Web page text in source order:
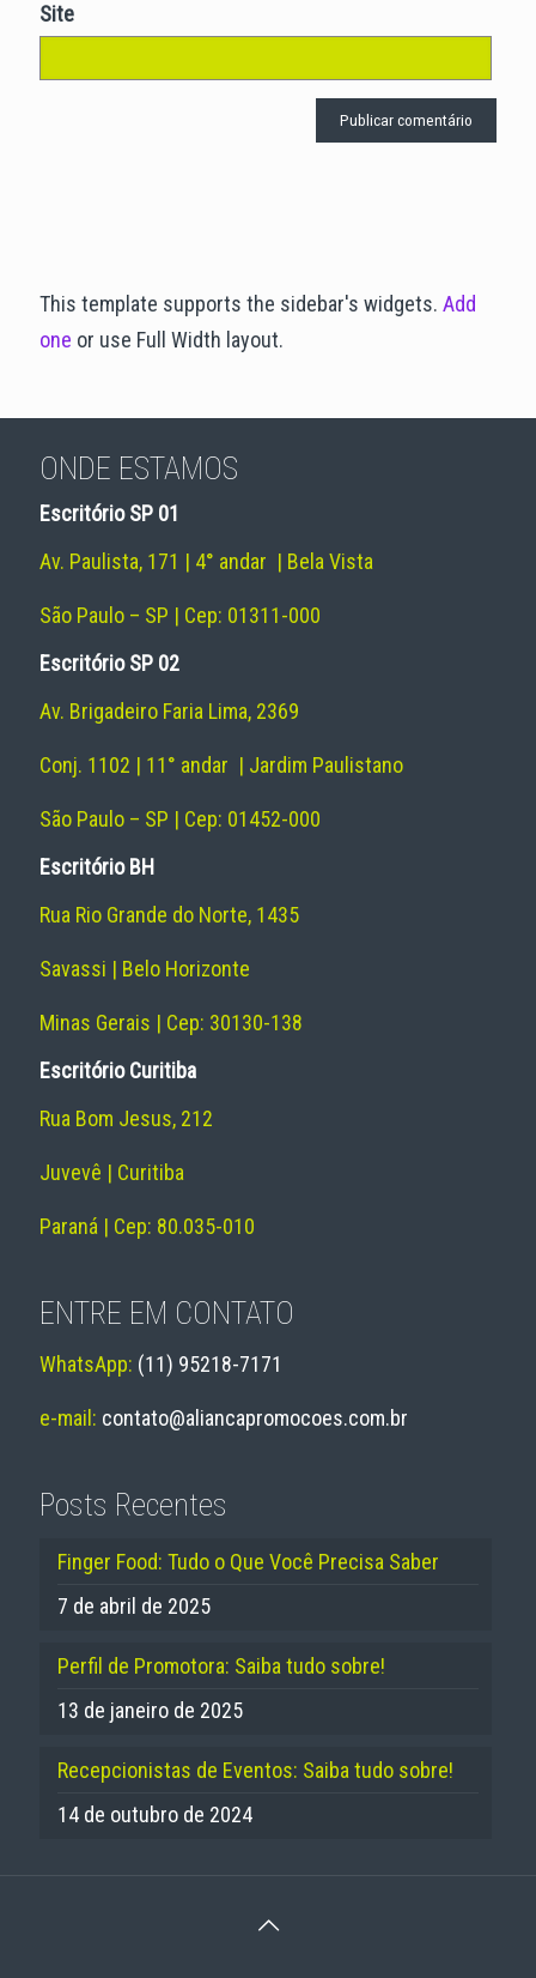
Site
This template supports the sidebar's widgets. Add
one or use Full Width layout.
ONDE ESTAMOS
Escritório SP 01
Av. Paulista, 171 | 4° andar | Bela Vista
São Paulo – SP | Cep: 01311-000
Escritório SP 02
Av. Brigadeiro Faria Lima, 2369
Conj. 1102 | 11° andar | Jardim Paulistano
São Paulo – SP | Cep: 01452-000
Escritório BH
Rua Rio Grande do Norte, 1435
Savassi | Belo Horizonte
Minas Gerais | Cep: 30130-138
Escritório Curitiba
Rua Bom Jesus, 212
Juvevê | Curitiba
Paraná | Cep: 80.035-010
ENTRE EM CONTATO
WhatsApp: (11) 95218-7171
e-mail: contato@aliancapromocoes.com.br
Posts Recentes
Finger Food: Tudo o Que Você Precisa Saber
7 de abril de 2025
Perfil de Promotora: Saiba tudo sobre!
13 de janeiro de 2025
Recepcionistas de Eventos: Saiba tudo sobre!
14 de outubro de 2024